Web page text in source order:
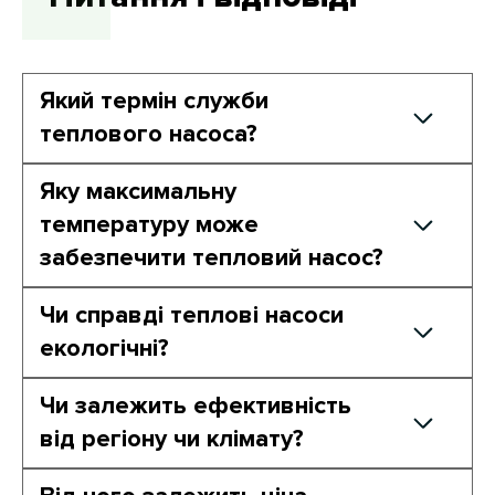
Який термін служби
теплового насоса?
правильному обслуговуванні.
Яку максимальну
температуру може
забезпечити тепловий насос?
досягати 55-60°C, залежно від моделі.
Чи справді теплові насоси
екологічні?
оскільки використовують відновлювану
енергію з навколишнього середовища.
Чи залежить ефективність
від регіону чи клімату?